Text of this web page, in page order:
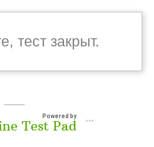
тест закрыт.
Powered by
Test Pad